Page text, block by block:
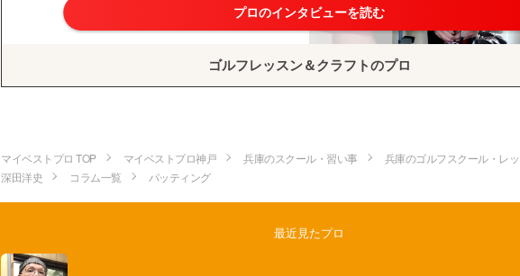
プロのインタビューを読む
ゴルフレッスン＆クラフトのプロ
マイベストプロ TOP マイベストプロ神戸 兵庫のスクール・習い事
兵庫のゴルフスクール・レ
深田洋史
コラム一覧 パッティング
最近見たプロ